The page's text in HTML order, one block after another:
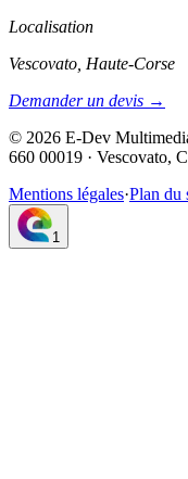
Localisation
Vescovato, Haute-Corse
Demander un devis →
© 2026 E-Dev
660 00019 · Vescovato,
Mentions légales·Plan du
1